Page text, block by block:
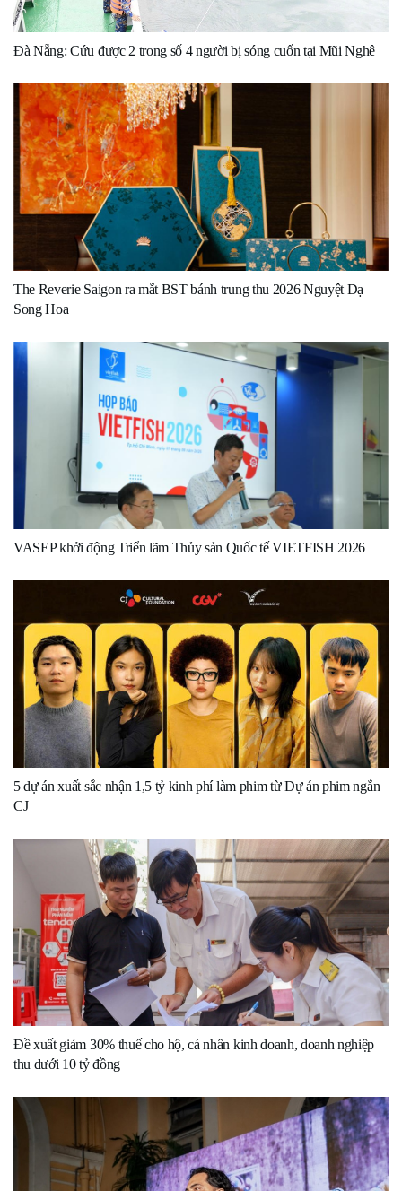
Đà Nẵng: Cứu được 2 trong số 4 người bị sóng cuốn tại Mũi Nghê
The Reverie Saigon ra mắt BST bánh trung thu 2026 Nguyệt Dạ
Song Hoa
VASEP khởi động Triển lãm Thủy sản Quốc tế VIETFISH 2026
5 dự án xuất sắc nhận 1,5 tỷ kinh phí làm phim từ Dự án phim ngắn
CJ
Đề xuất giảm 30% thuế cho hộ, cá nhân kinh doanh, doanh nghiệp
thu dưới 10 tỷ đồng